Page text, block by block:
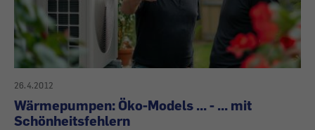
26.4.2012
Wärmepumpen: Öko-Models ... - ... mit
Schönheitsfehlern